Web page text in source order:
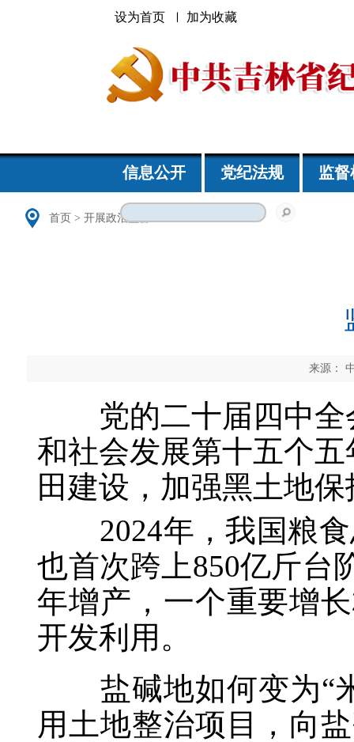
设为首页 加为收藏
信息公开 党纪法规 监
首页 > 开展政治监督
来源：
党的二十届四中全
和社会发展第十五个
田建设，加强黑土地
2024年，我国粮食
也首次跨上850亿斤台
年增产，一个重要增
开发利用。
盐碱地如何变为“米
用土地整治项目，向